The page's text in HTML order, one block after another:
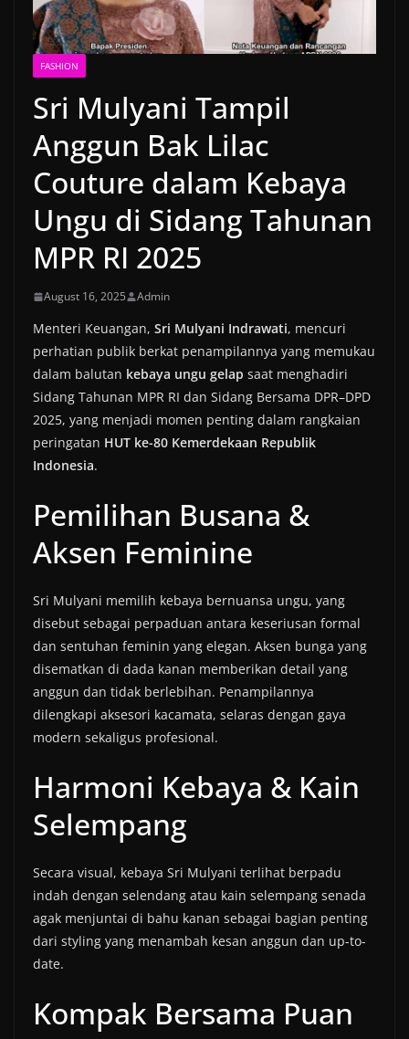
FASHION
Sri Mulyani Tampil
Anggun Bak Lilac
Couture dalam Kebaya
Ungu di Sidang Tahunan
MPR RI 2025
August 16, 2025 Admin
Menteri Keuangan, Sri Mulyani Indrawati, mencuri
perhatian publik berkat penampilannya yang memukau
dalam balutan kebaya ungu gelap saat menghadiri
Sidang Tahunan MPR RI dan Sidang Bersama DPR–DPD
2025, yang menjadi momen penting dalam rangkaian
peringatan HUT ke-80 Kemerdekaan Republik
Indonesia.
Pemilihan Busana &
Aksen Feminine
Sri Mulyani memilih kebaya bernuansa ungu, yang
disebut sebagai perpaduan antara keseriusan formal
dan sentuhan feminin yang elegan. Aksen bunga yang
disematkan di dada kanan memberikan detail yang
anggun dan tidak berlebihan. Penampilannya
dilengkapi aksesori kacamata, selaras dengan gaya
modern sekaligus profesional.
Harmoni Kebaya & Kain
Selempang
Secara visual, kebaya Sri Mulyani terlihat berpadu
indah dengan selendang atau kain selempang senada
agak menjuntai di bahu kanan sebagai bagian penting
dari styling yang menambah kesan anggun dan up-to-
date.
Kompak Bersama Puan